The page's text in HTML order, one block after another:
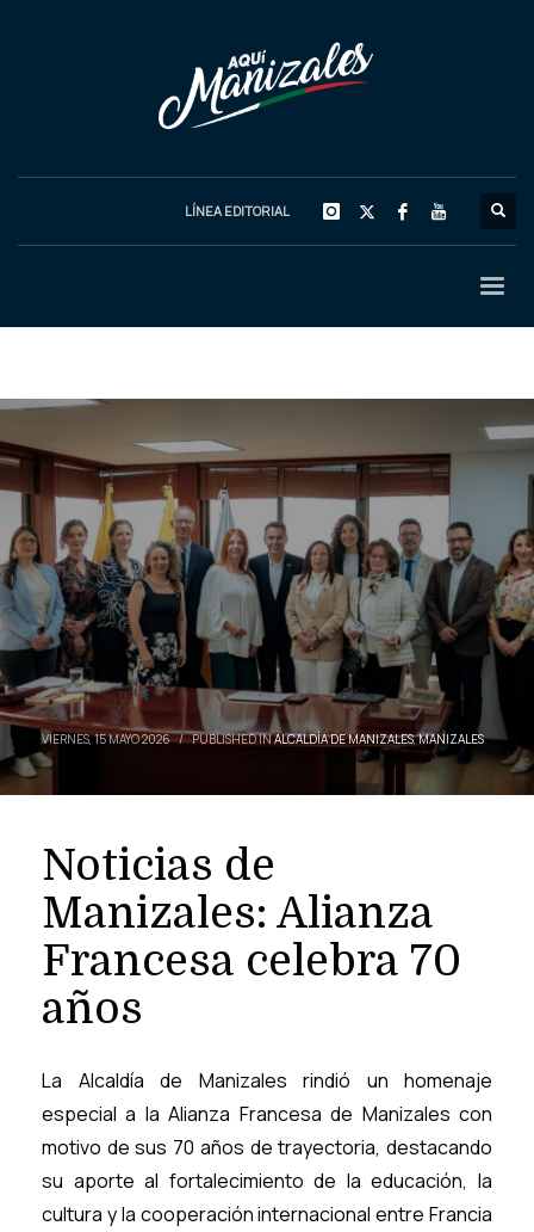
LÍNEA EDITORIAL
VIERNES, 15 MAYO 2026 / PUBLISHED INALCALDÍA DE MANIZALES,MANIZALES
Noticias de
Manizales: Alianza
Francesa celebra 70
años
La Alcaldía de Manizales rindió un homenaje
especial a la Alianza Francesa de Manizales con
motivo de sus 70 años de trayectoria, destacando
su aporte al fortalecimiento de la educación, la
cultura y la cooperación internacional entre Francia